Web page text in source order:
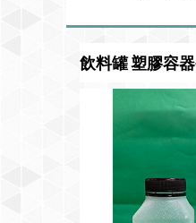
飲料罐 塑膠容